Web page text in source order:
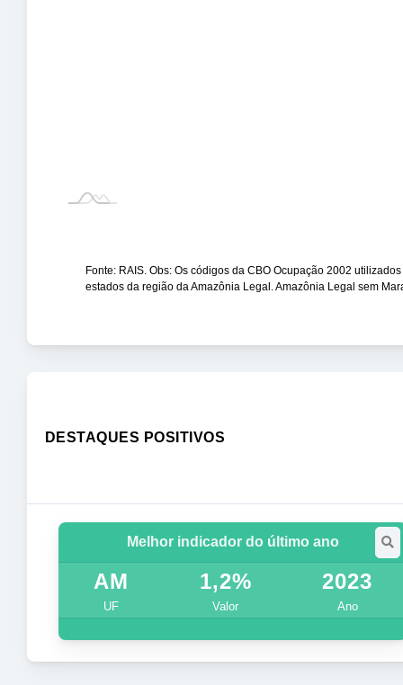
Fonte: RAIS. Obs: Os códigos da CBO Ocupação 2002
estados da região da Amazônia Legal. Amazônia Legal sem
DESTAQUES POSITIVOS
Melhor indicador do último ano
AM
UF
1,2%
Valor
2023
Ano